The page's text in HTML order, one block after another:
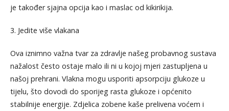
je također sjajna opcija kao i maslac od kikirikija.
3. Jedite više vlakana
Ova iznimno važna tvar za zdravlje našeg probavnog sustava
nažalost često ostaje malo ili ni u kojoj mjeri zastupljena u
našoj prehrani. Vlakna mogu usporiti apsorpciju glukoze u
tijelu, što dovodi do sporijeg rasta glukoze i općenito
stabilnije energije. Zdjelica zobene kaše prelivena voćem i